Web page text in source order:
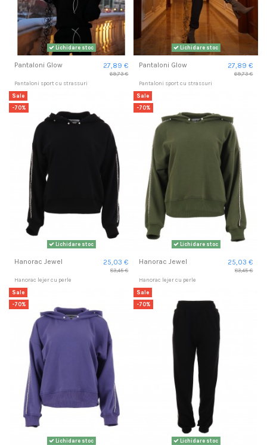
Lichidare stoc
Pantaloni Glow 27,89 €
69,73 €
Pantaloni sport cu strassuri
Lichidare stoc
Pantaloni Glow 27,89 €
69,73 €
Pantaloni sport cu strassuri
Sale
-70%
Lichidare stoc
Hanorac Jewel 25,03 €
83,45 €
Hanorac lejer cu perle
Sale
-70%
Lichidare stoc
Hanorac Jewel 25,03 €
83,45 €
Hanorac lejer cu perle
Sale
-70%
Lichidare stoc
Sale
-70%
Lichidare stoc